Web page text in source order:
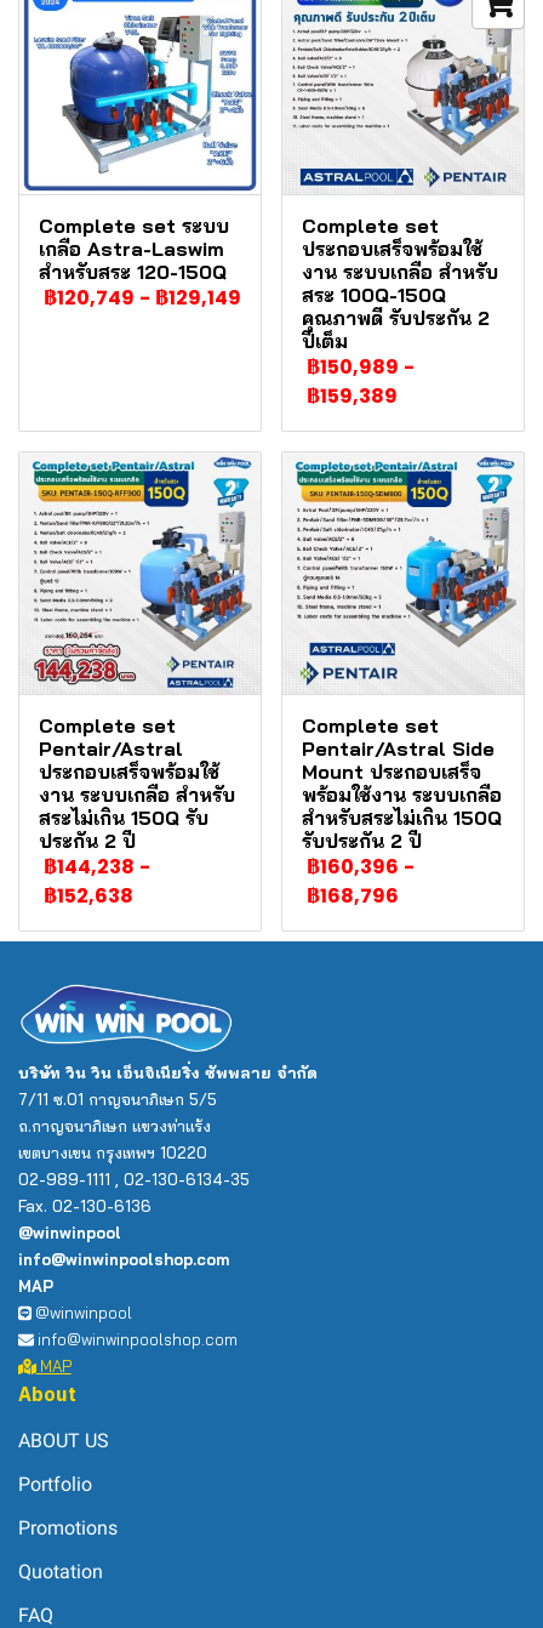
Complete set ระบบ
เกลือ Astra-Laswim
สำหรับสระ 120-150Q
฿120,749 - ฿129,149
Complete set
ประกอบเสร็จพร้อมใช้
งาน ระบบเกลือ สำหรับ
สระ 100Q-150Q
คุณภาพดี รับประกัน 2
ปีเต็ม
฿150,989 -
฿159,389
Complete set
Pentair/Astral
ประกอบเสร็จพร้อมใช้
งาน ระบบเกลือ สำหรับ
สระไม่เกิน 150Q รับ
ประกัน 2 ปี
฿144,238 -
฿152,638
Complete set
Pentair/Astral Side
Mount ประกอบเสร็จ
พร้อมใช้งาน ระบบเกลือ
สำหรับสระไม่เกิน 150Q
รับประกัน 2 ปี
฿160,396 -
฿168,796
บริษัท วิน วิน เอ็นจิเนียริ่ง ซัพพลาย จำกัด
7/11 ซ.01 กาญจนาภิเษก 5/5
ถ.กาญจนาภิเษก แขวงท่าแร้ง
เขตบางเขน กรุงเทพฯ 10220
02-989-1111 , 02-130-6134-35
Fax. 02-130-6136
@winwinpool
info@winwinpoolshop.com
MAP
@winwinpool
info@winwinpoolshop.com
MAP
About
ABOUT US
Portfolio
Promotions
Quotation
FAQ